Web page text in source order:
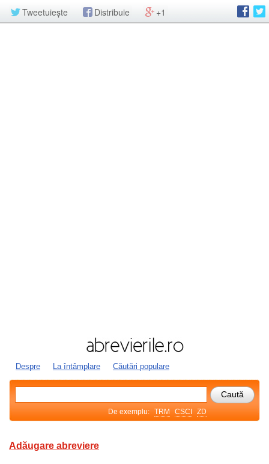
Tweetuiește Distribuie +1
Despre La întâmplare Căutări populare
De exemplu: TRM CSCI ZD
Adăugare abreviere